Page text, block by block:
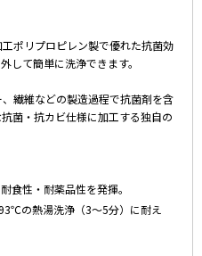
ポリプロピレン製で優れた抗菌効
して簡単に洗浄できます。
繊維などの製造過程で抗菌剤を含
菌・抗カビ仕様に加工する独自の
食性・耐薬品性を発揮。
の熱湯洗浄（3～5分）に耐え